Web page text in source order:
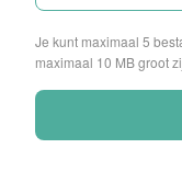
Je kunt maximaal 5
maximaal 10 MB groot